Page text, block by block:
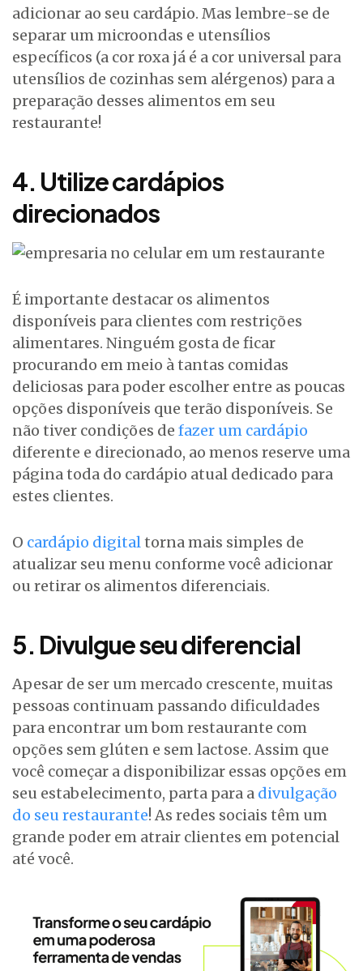
adicionar ao seu cardápio. Mas lembre-se de
separar um microondas e utensílios
específicos (a cor roxa já é a cor universal para
utensílios de cozinhas sem alérgenos) para a
preparação desses alimentos em seu
restaurante!
4. Utilize cardápios
direcionados
É importante destacar os alimentos
disponíveis para clientes com restrições
alimentares. Ninguém gosta de ficar
procurando em meio à tantas comidas
deliciosas para poder escolher entre as poucas
opções disponíveis que terão disponíveis. Se
não tiver condições de fazer um cardápio
diferente e direcionado, ao menos reserve uma
página toda do cardápio atual dedicado para
estes clientes.
O cardápio digitaltorna mais simples de
atualizar seu menu conforme você adicionar
ou retirar os alimentos diferenciais.
5. Divulgue seu diferencial
Apesar de ser um mercado crescente, muitas
pessoas continuam passando dificuldades
para encontrar um bom restaurante com
opções sem glúten e sem lactose. Assim que
você começar a disponibilizar essas opções em
seu estabelecimento, parta para a divulgação
do seu restaurante! As redes sociais têm um
grande poder em atrair clientes em potencial
até você.